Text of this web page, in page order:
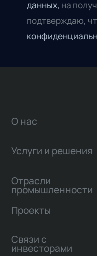
данных, на
подтверждаю,
О нас
Услуги и решения
Отрасли
промышленности
Проекты
Связи с
инвесторами